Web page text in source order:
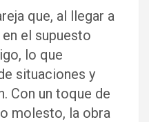
que, al llegar a
el supuesto
lo que
situaciones y
Con un toque de
molesto, la obra